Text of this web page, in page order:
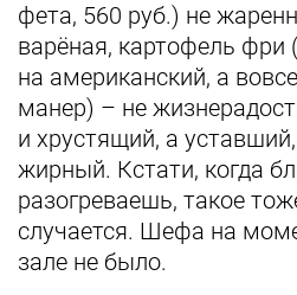
фета, 560 руб.) не
варёная, картофель фри
на американский, а
манер) – не
и хрустящий, а
жирный. Кстати, когда
разогреваешь, такое
случается. Шефа на
зале не было.